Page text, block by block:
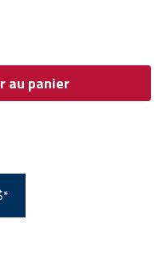
au panier